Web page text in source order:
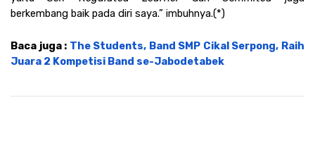
berkembang baik pada diri saya.” imbuhnya.(*)
Baca juga : The Students, Band SMP Cikal Serpong, Raih
Juara 2 Kompetisi Band se-Jabodetabek